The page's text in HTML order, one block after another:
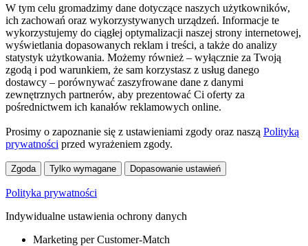
W tym celu gromadzimy dane dotyczące naszych użytkowników,
ich zachowań oraz wykorzystywanych urządzeń. Informacje te
wykorzystujemy do ciągłej optymalizacji naszej strony internetowej,
wyświetlania dopasowanych reklam i treści, a także do analizy
statystyk użytkowania. Możemy również – wyłącznie za Twoją
zgodą i pod warunkiem, że sam korzystasz z usług danego
dostawcy – porównywać zaszyfrowane dane z danymi
zewnętrznych partnerów, aby prezentować Ci oferty za
pośrednictwem ich kanałów reklamowych online.
Prosimy o zapoznanie się z ustawieniami zgody oraz naszą Polityką
prywatności przed wyrażeniem zgody.
Zgoda Tylko wymagane Dopasowanie ustawień
Polityka prywatności
Indywidualne ustawienia ochrony danych
Marketing per Customer-Match